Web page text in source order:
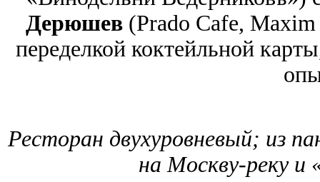
Дерюшев (Prado Cafe,
переделкой коктейльной
Ресторан двухуровневый; из
на Москву-реку и